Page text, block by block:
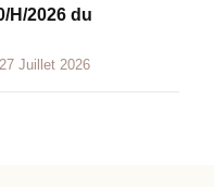
H/2026 du
Juillet 2026